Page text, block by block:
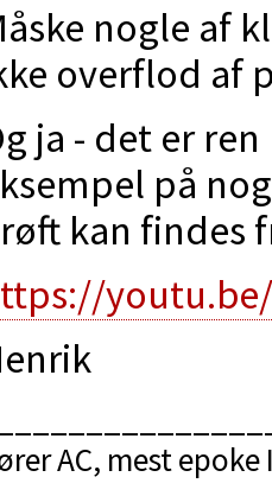
nogle af
overflod af
ja - det er
på
kan findes
AC, mest